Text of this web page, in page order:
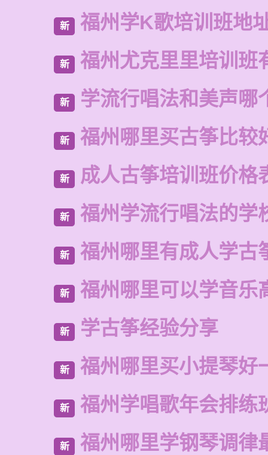
新 福州学K歌培训班地
新 福州尤克里里培训班
新 学流行唱法和美声哪
新 福州哪里买古筝比较
新 成人古筝培训班价格
新 福州学流行唱法的学
新 福州哪里有成人学古
新 福州哪里可以学音乐
新 学古筝经验分享
新 福州哪里买小提琴好
新 福州学唱歌年会排练
新 福州哪里学钢琴调律